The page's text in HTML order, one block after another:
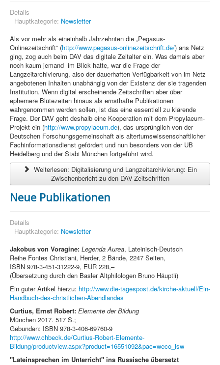
Details
Hauptkategorie: Newsletter
Als vor mehr als eineinhalb Jahrzehnten die „Pegasus-
Onlinezeitschrift“ (http://www.pegasus-onlinezeitschrift.de/) ans Netz
ging, zog auch beim DAV das digitale Zeitalter ein. Was damals aber
noch kaum jemand im Blick hatte, war die Frage der
Langzeitarchivierung, also der dauerhaften Verfügbarkeit von im Netz
angebotenen Inhalten unabhängig von der Existenz der sie tragenden
Institution. Wenn digital erscheinende Zeitschriften aber über
ephemere Blütezeiten hinaus als ernsthafte Publikationen
wahrgenommen werden sollen, ist das eine essentiell zu klärende
Frage. Der DAV geht deshalb eine Kooperation mit dem Propylaeum-
Projekt ein (http://www.propylaeum.de), das ursprünglich von der
Deutschen Forschungsgemeinschaft als altertumswissenschaftlicher
Fachinformationsdienst gefördert und nun besonders von der UB
Heidelberg und der Stabi München fortgeführt wird.
Weiterlesen: Digitalisierung und Langzeitarchivierung: Ein
Zwischenbericht zu den DAV-Zeitschriften
Neue Publikationen
Details
Hauptkategorie: Newsletter
Jakobus von Voragine: Legenda Aurea, Lateinisch-Deutsch
Reihe Fontes Christiani, Herder, 2 Bände, 2247 Seiten,
ISBN 978-3-451-31222-9, EUR 228,–
(Übersetzung durch den Basler Altphilologen Bruno Häuptli)
Ein guter Artikel hierzu: http://www.die-tagespost.de/kirche-aktuell/Ein-
Handbuch-des-christlichen-Abendlandes
Curtius, Ernst Robert: Elemente der Bildung
München 2017. 517 S.;
Gebunden: ISBN 978-3-406-69760-9
http://www.chbeck.de/Curtius-Robert-Elemente-
Bildung/productview.aspx?product=16551092&pac=weco_lsw
"Lateinsprechen im Unterricht" ins Russische übersetzt